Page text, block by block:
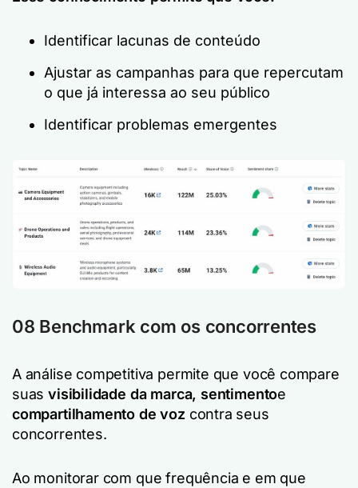
Identificar lacunas de conteúdo
Ajustar as campanhas para que repercutam
o que já interessa ao seu público
Identificar problemas emergentes
08 Benchmark com os concorrentes
A análise competitiva permite que você compare
suasvisibilidade da marca, sentimentoe
compartilhamento de vozcontra seus
concorrentes.
Ao monitorar com que frequência e em que